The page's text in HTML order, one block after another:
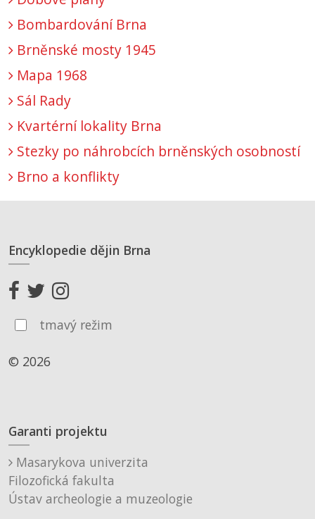
Bombardování Brna
Brněnské mosty 1945
Mapa 1968
Sál Rady
Kvartérní lokality Brna
Stezky po náhrobcích brněnských osobností
Brno a konflikty
Encyklopedie dějin Brna
tmavý režim
© 2026
Garanti projektu
Masarykova univerzita
Filozofická fakulta
Ústav archeologie a muzeologie